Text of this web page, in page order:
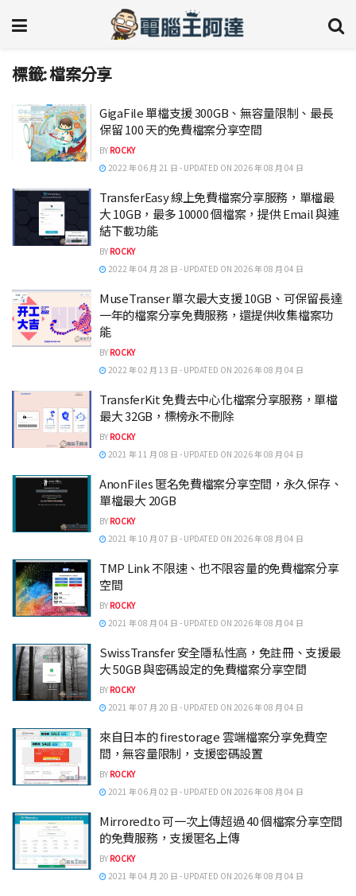
標籤:檔案分享
GigaFile 單檔支援 300GB、無容量限制、最長
保留 100 天的免費檔案分享空間
BY ROCKY
2022 年 06 月 21 日 - UPDATED ON 2026 年 08 月 04 日
TransferEasy 線上免費檔案分享服務，單檔最
大 10GB，最多 10000 個檔案，提供 Email 與連
結下載功能
BY ROCKY
2022 年 04 月 28 日 - UPDATED ON 2026 年 08 月 04 日
MuseTranser 單次最大支援 10GB、可保留長達
一年的檔案分享免費服務，還提供收集檔案功
能
BY ROCKY
2022 年 02 月 13 日 - UPDATED ON 2026 年 08 月 04 日
TransferKit 免費去中心化檔案分享服務，單檔
最大 32GB，標榜永不刪除
BY ROCKY
2021 年 11 月 08 日 - UPDATED ON 2026 年 08 月 04 日
AnonFiles 匿名免費檔案分享空間，永久保存、
單檔最大 20GB
BY ROCKY
2021 年 10 月 07 日 - UPDATED ON 2026 年 08 月 04 日
TMP Link 不限速、也不限容量的免費檔案分享
空間
BY ROCKY
2021 年 08 月 04 日 - UPDATED ON 2026 年 08 月 04 日
SwissTransfer 安全隱私性高，免註冊、支援最
大 50GB 與密碼設定的免費檔案分享空間
BY ROCKY
2021 年 07 月 20 日 - UPDATED ON 2026 年 08 月 04 日
來自日本的 firestorage 雲端檔案分享免費空
間，無容量限制，支援密碼設置
BY ROCKY
2021 年 06 月 02 日 - UPDATED ON 2026 年 08 月 04 日
Mirrored.to 可一次上傳超過 40 個檔案分享空間
的免費服務，支援匿名上傳
BY ROCKY
2021 年 04 月 20 日 - UPDATED ON 2026 年 08 月 04 日